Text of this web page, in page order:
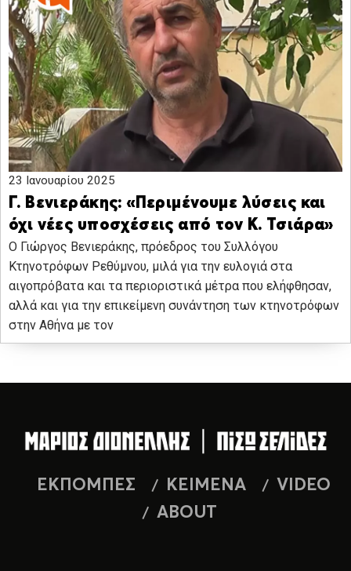
23 Ιανουαρίου 2025
Γ. Βενιεράκης: «Περιμένουμε λύσεις και
όχι νέες υποσχέσεις από τον Κ. Τσιάρα»
Ο Γιώργος Βενιεράκης, πρόεδρος του Συλλόγου
Κτηνοτρόφων Ρεθύμνου, μιλά για την ευλογιά στα
αιγοπρόβατα και τα περιοριστικά μέτρα που ελήφθησαν,
αλλά και για την επικείμενη συνάντηση των κτηνοτρόφων
στην Αθήνα με τον
ΕΚΠΟΜΠΕΣ ΚΕΙΜΕΝΑ
VIDEO
ABOUT